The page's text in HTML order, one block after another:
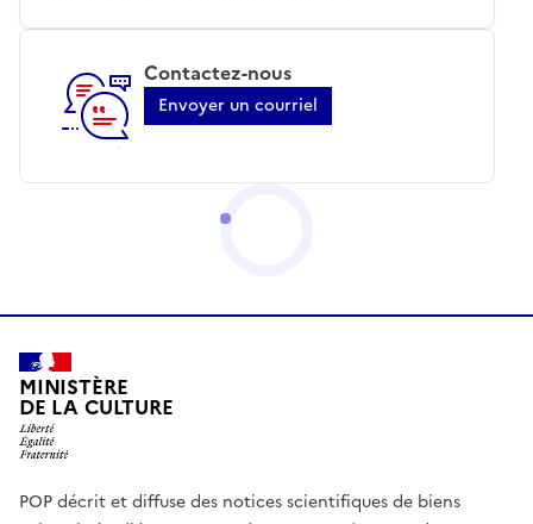
Contactez-nous
Envoyer un courriel
MINISTÈRE
DE LA CULTURE
POP décrit et diffuse des notices scientifiques de biens